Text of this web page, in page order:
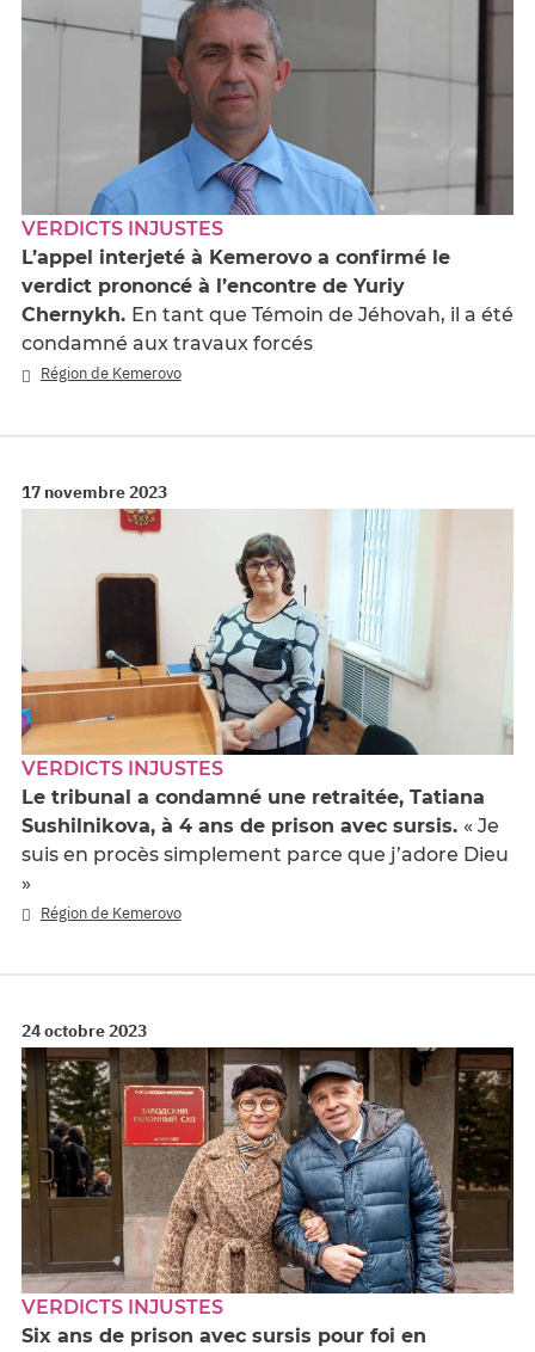
VERDICTS INJUSTES
L’appel interjeté à Kemerovo a confirmé le
verdict prononcé à l’encontre de Yuriy
Chernykh. En tant que Témoin de Jéhovah, il a été
condamné aux travaux forcés
Région de Kemerovo
17 novembre 2023
VERDICTS INJUSTES
Le tribunal a condamné une retraitée, Tatiana
Sushilnikova, à 4 ans de prison avec sursis. « Je
suis en procès simplement parce que j’adore Dieu
»
Région de Kemerovo
24 octobre 2023
VERDICTS INJUSTES
Six ans de prison avec sursis pour foi en